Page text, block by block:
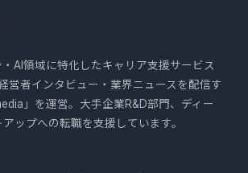
AI領域に特化したキャリア支援サービス
営者インタビュー・業界ニュースを配信す
」を運営。大手企業R&D部門、ディー
ップへの転職を支援しています。